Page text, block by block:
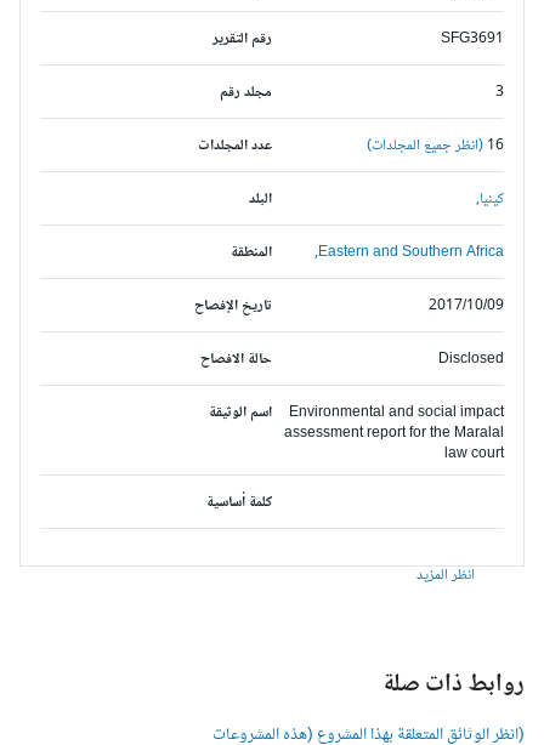
رقم التقرير SFG3691
مجلد رقم
عدد المجلدات (انظر جميع المجلدات)
البلد كينيا,
المنطقة Eastern and Southern Africa,
تاريخ الإفصاح 2017/10/09
حالة الافصاح Disclosed
اسم الوثيقة
Environmental and social impact
assessment report for the Maralal
law court
كلمة أساسية
انظر المزيد
روابط ذات صلة
(انظر الوثائق المتعلقة بهذا المشروع (هذه المشروعات